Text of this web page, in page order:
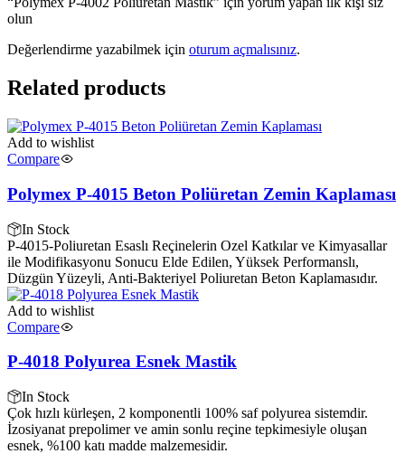
olun
Değerlendirme yazabilmek için oturum açmalısınız.
Related products
Add to wishlist
Compare
Polymex P-4015 Beton Poliüretan Zemin Kaplaması
In Stock
P-4015-Poliuretan Esaslı Reçinelerin Ozel Katkılar ve Kimyasallar
ile Modifikasyonu Sonucu Elde Edilen, Yüksek Performanslı,
Düzgün Yüzeyli, Anti-Bakteriyel Poliuretan Beton Kaplamasıdır.
Add to wishlist
Compare
P-4018 Polyurea Esnek Mastik
In Stock
Çok hızlı kürleşen, 2 komponentli 100% saf polyurea sistemdir.
İzosiyanat prepolimer ve amin sonlu reçine tepkimesiyle oluşan
esnek, %100 katı madde malzemesidir.